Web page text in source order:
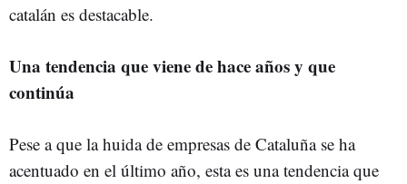
catalán es destacable.
Una tendencia que viene de hace años y que
continúa
Pese a que la huida de empresas de Cataluña se ha
acentuado en el último año, esta es una tendencia que